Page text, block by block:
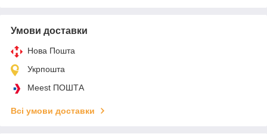
Умови доставки
Нова Пошта
Укрпошта
Meest ПОШТА
Всі умови доставки